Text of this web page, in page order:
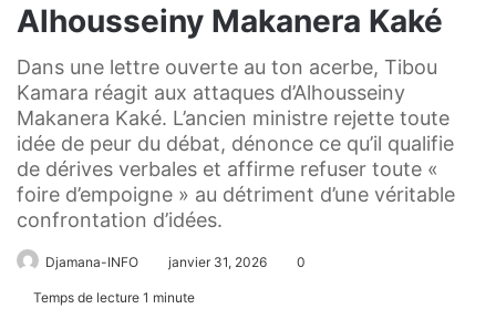
Alhousseiny Makanera Kaké
Dans une lettre ouverte au ton acerbe, Tibou
Kamara réagit aux attaques d’Alhousseiny
Makanera Kaké. L’ancien ministre rejette toute
idée de peur du débat, dénonce ce qu’il qualifie
de dérives verbales et affirme refuser toute «
foire d’empoigne » au détriment d’une véritable
confrontation d’idées.
Djamana-INFO janvier 31, 2026 0
Temps de lecture 1 minute